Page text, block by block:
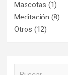
Mascotas (1)
Meditación (8)
Otros (12)